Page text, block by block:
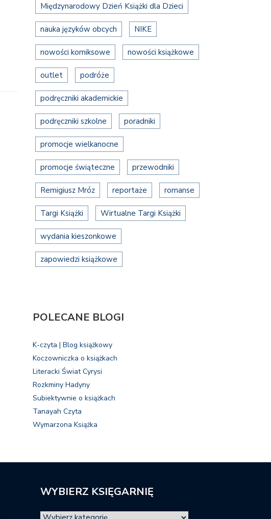
Międzynarodowy Dzień Książki dla Dzieci
nauka języków obcych NIKE
nowości komiksowe nowości książkowe
outlet podróże
podręczniki akademickie
podręczniki szkolne poradniki
promocje wielkanocne
promocje świąteczne przewodniki
Remigiusz Mróz reportaże romanse
Targi Książki Wirtualne Targi Książki
wydania kieszonkowe
zapowiedzi książkowe
POLECANE BLOGI
K-czyta | Blog książkowy
Koczowniczka o książkach
Literacki Świat Cyrysi
Rozkminy Hadyny
Subiektywnie o książkach
Tanayah Czyta
Wymarzona Książka
WYBIERZ KSIĘGARNIĘ